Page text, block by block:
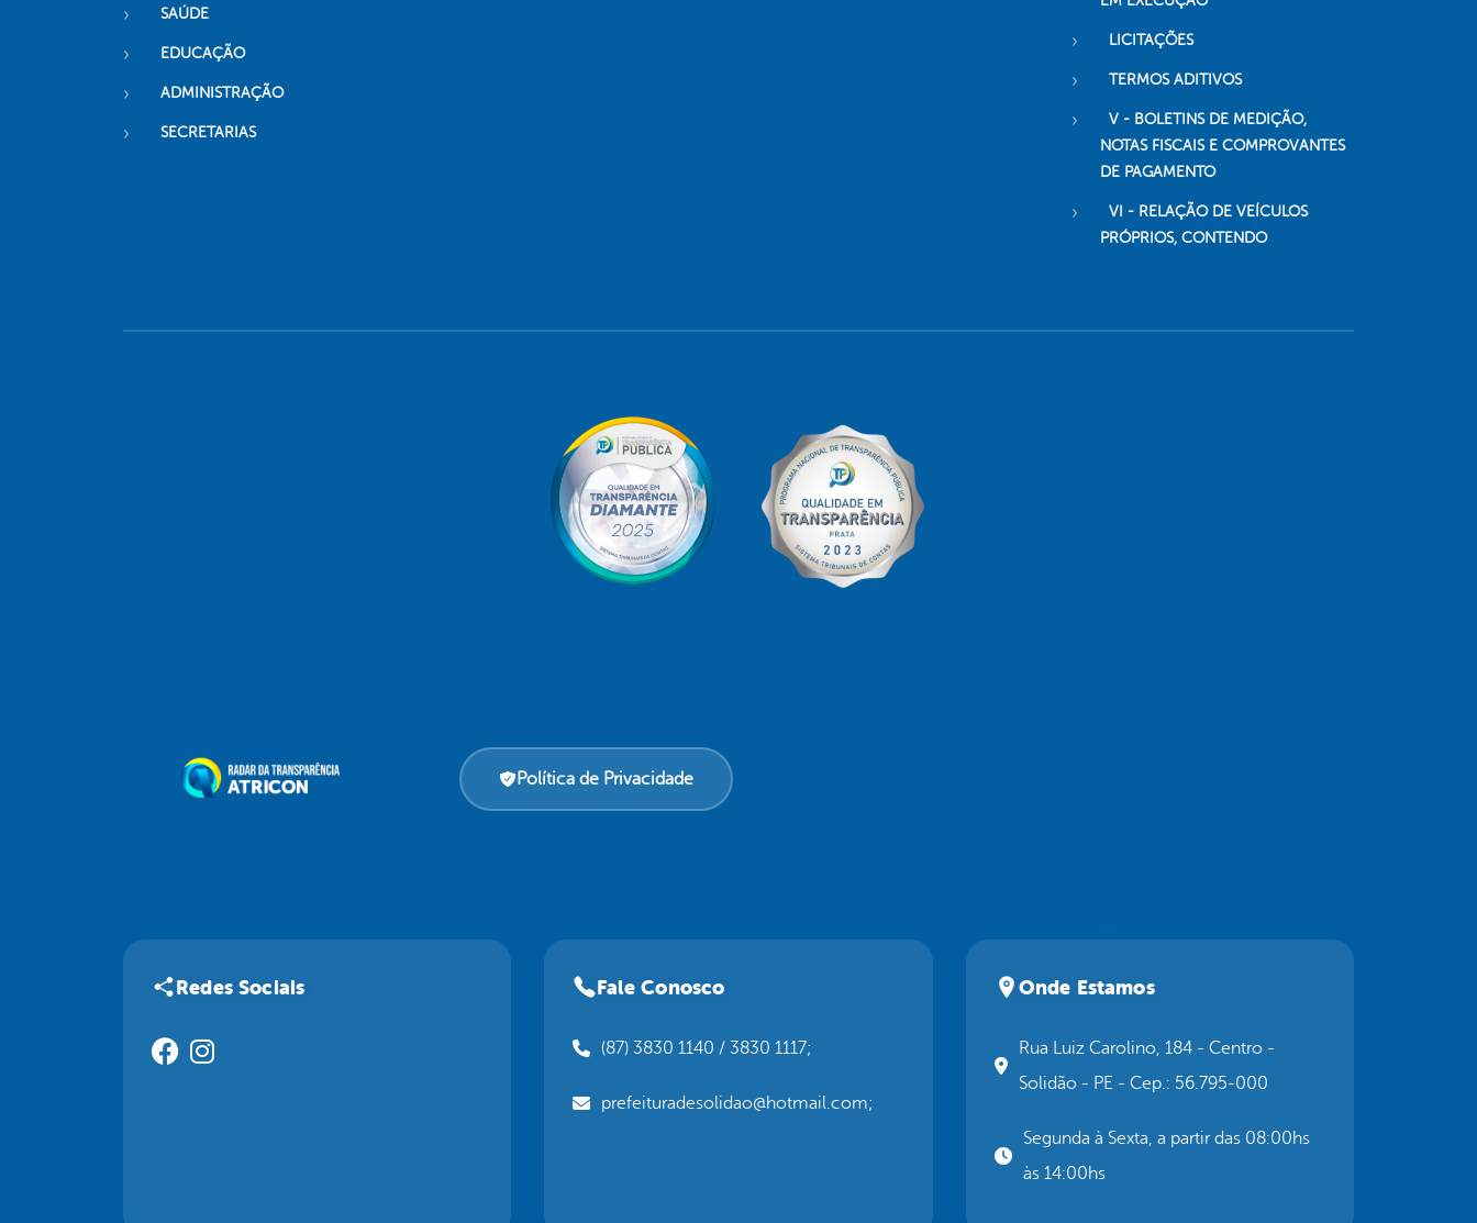
SAÚDE
EDUCAÇÃO
ADMINISTRAÇÃO
SECRETARIAS
LICITAÇÕES
TERMOS ADITIVOS
V - BOLETINS DE MEDIÇÃO,
NOTAS FISCAIS E COMPROVANTES
DE PAGAMENTO
VI - RELAÇÃO DE VEÍCULOS
PRÓPRIOS, CONTENDO
Política de Privacidade
Redes Sociais Fale Conosco
(87) 3830 1140 / 3830 1117;
prefeituradesolidao@hotmail.com;
Onde Estamos
Rua Luiz Carolino, 184 - Centro -
Solidão - PE - Cep.: 56.795-000
Segunda à Sexta, a partir das 08:00hs
às 14:00hs